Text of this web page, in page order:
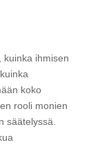
kuinka ihmisen
koko
rooli monien
säätelyssä.